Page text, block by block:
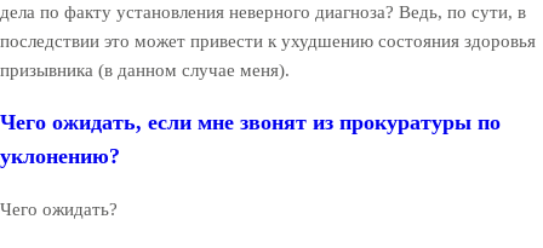
дела по факту установления неверного диагноза? Ведь, по сути, в
последствии это может привести к ухудшению состояния здоровья
призывника (в данном случае меня).
Чего ожидать, если мне звонят из прокуратуры по
уклонению?
Чего ожидать?